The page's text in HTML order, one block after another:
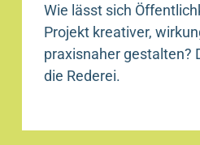
Wie lässt sich
Projekt kreativer,
praxisnaher gestalten?
die Rederei.